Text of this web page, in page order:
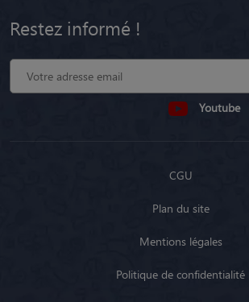
Restez informé !
Youtube
CGU
Plan du site
Mentions légales
Politique de confidentialité